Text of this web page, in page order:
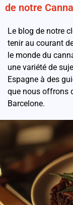
de notre
Le blog de notre
tenir au courant
le monde du
une variété de
Espagne à des
que nous offrons
Barcelone.